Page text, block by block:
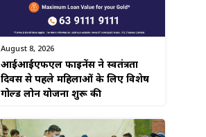
August 8, 2026
आईआईएफएल फाइनेंस ने स्वतंत्रता
दिवस से पहले महिलाओं के लिए विशेष
गोल्ड लोन योजना शुरू की